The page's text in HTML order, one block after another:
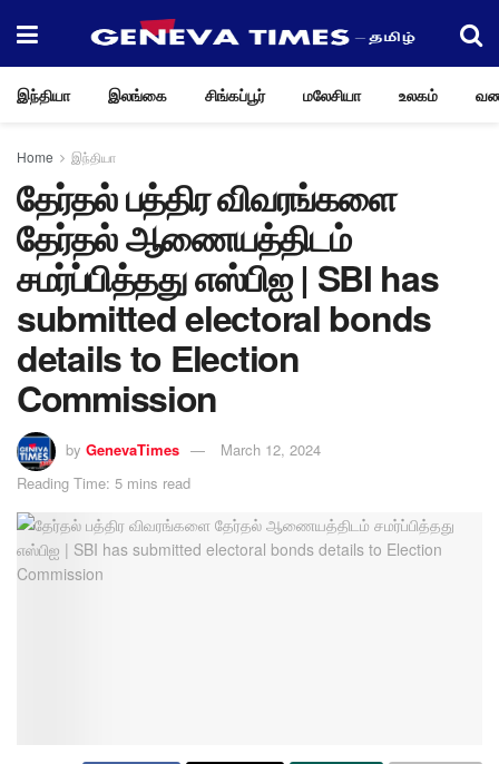
இந்தியா இலங்கை சிங்கப்பூர் மலேசியா உலகம்
Home இந்தியா
தேர்தல் பத்திர விவரங்களை
தேர்தல் ஆணையத்திடம்
சமர்ப்பித்தது எஸ்பிஐ | SBI has
submitted electoral bonds
details to Election
Commission
by GenevaTimes
March 12, 2024
Reading Time: 5 mins read